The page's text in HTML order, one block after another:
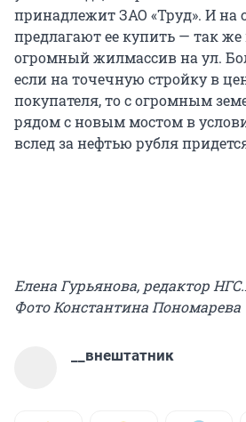
принадлежит ЗАО «Труд». И на
предлагают ее купить — так же
огромный жилмассив на ул.
если на точечную стройку в
покупателя, то с огромным
рядом с новым мостом в
вслед за нефтью рубля
Елена Гурьянова, редактор
Фото Константина Пономарева
__внештатник